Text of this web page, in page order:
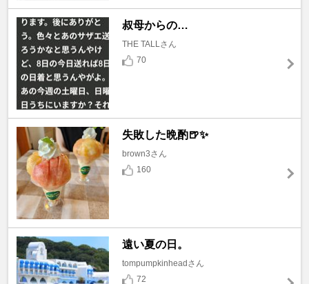
叔母からの…
THE TALLさん
70
失敗した晩酌🍺✨
brown3さん
160
遠い夏の日。
tompumpkinheadさん
72